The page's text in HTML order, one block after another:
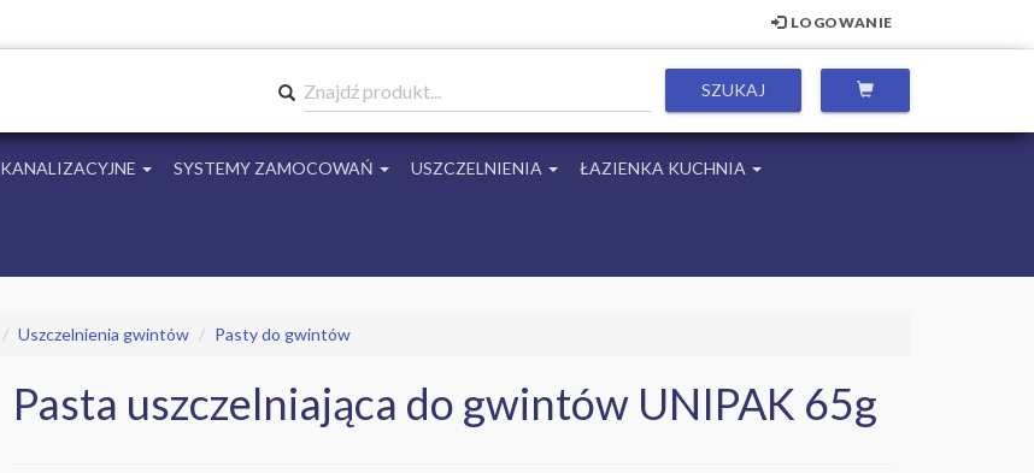
LOGOWANIE
Znajdź produkt...
KANALIZACYJNE SYSTEMY ZAMOCOWAŃ USZCZELNIENIA ŁAZIENKA KUCHNIA
Uszczelnienia gwintów Pasty do gwintów
Pasta uszczelniająca do gwintów UNIPAK 65g